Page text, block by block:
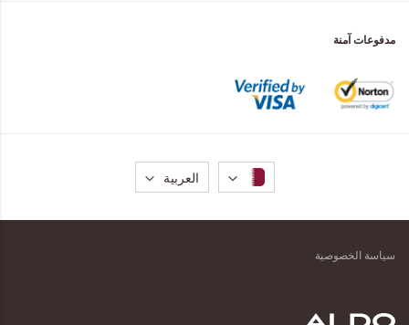
مدفوعات آمنة
لغة
العربية
سياسة الخصوصية